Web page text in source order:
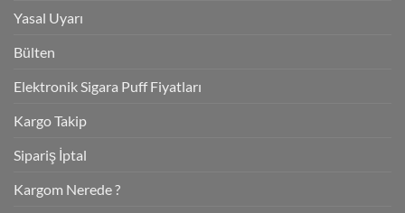
Yasal Uyarı
Bülten
Elektronik Sigara Puff Fiyatları
Kargo Takip
Sipariş İptal
Kargom Nerede ?